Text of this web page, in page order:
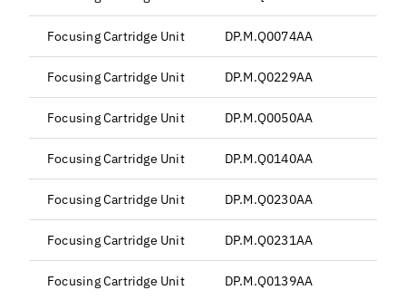
Focusing Cartridge Unit DP.M.Q0074AA
Focusing Cartridge Unit DP.M.Q0229AA
Focusing Cartridge Unit DP.M.Q0050AA
Focusing Cartridge Unit DP.M.Q0140AA
Focusing Cartridge Unit DP.M.Q0230AA
Focusing Cartridge Unit DP.M.Q0231AA
Focusing Cartridge Unit DP.M.Q0139AA